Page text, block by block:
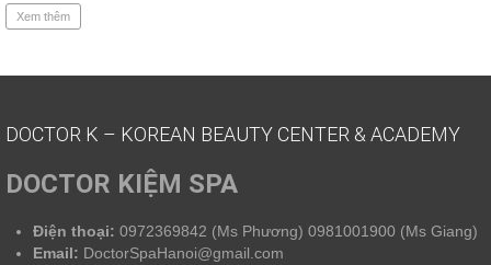
Xem thêm
DOCTOR K – KOREAN BEAUTY CENTER & ACADEMY
DOCTOR KIỆM SPA
Điện thoại: 0972369842 (Ms Phương) 0981001900 (Ms Giang)
Email: DoctorSpaHanoi@gmail.com